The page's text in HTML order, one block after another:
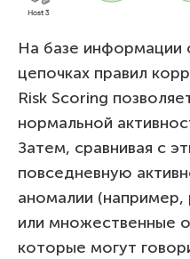
На базе информации
цепочках правил
Risk Scoring
нормальной
Затем, сравнивая с
повседневную
аномалии (например,
или множественные
которые могут